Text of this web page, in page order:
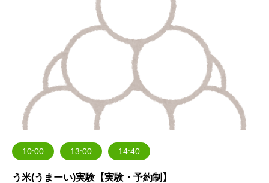
10:00 13:00 14:40
う米(うまーい)実験【実験・予約制】